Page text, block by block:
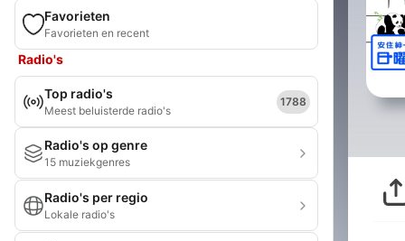
Favorieten
Favorieten en recent
Radio's
Top radio's
Meest beluisterde radio's
1788
Radio's op genre
15 muziekgenres
Radio's per regio
Lokale radio's